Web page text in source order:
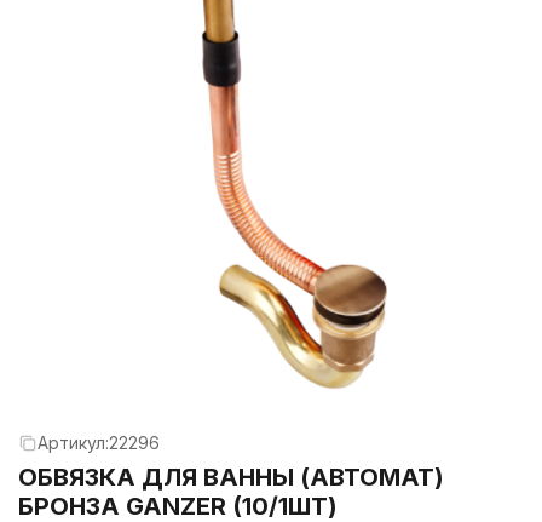
Артикул:22296
ОБВЯЗКА ДЛЯ ВАННЫ (АВТОМАТ)
БРОНЗА GANZER (10/1ШТ)